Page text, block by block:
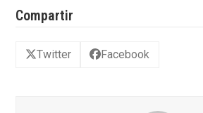
Compartir
Twitter Facebook